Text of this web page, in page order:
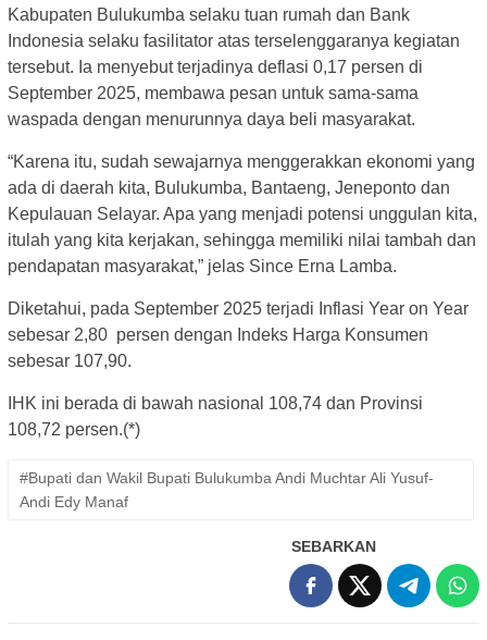
Kabupaten Bulukumba selaku tuan rumah dan Bank
Indonesia selaku fasilitator atas terselenggaranya kegiatan
tersebut. Ia menyebut terjadinya deflasi 0,17 persen di
September 2025, membawa pesan untuk sama-sama
waspada dengan menurunnya daya beli masyarakat.
“Karena itu, sudah sewajarnya menggerakkan ekonomi yang
ada di daerah kita, Bulukumba, Bantaeng, Jeneponto dan
Kepulauan Selayar. Apa yang menjadi potensi unggulan kita,
itulah yang kita kerjakan, sehingga memiliki nilai tambah dan
pendapatan masyarakat,” jelas Since Erna Lamba.
Diketahui, pada September 2025 terjadi Inflasi Year on Year
sebesar 2,80 persen dengan Indeks Harga Konsumen
sebesar 107,90.
IHK ini berada di bawah nasional 108,74 dan Provinsi
108,72 persen.(*)
#Bupati dan Wakil Bupati Bulukumba Andi Muchtar Ali Yusuf-
Andi Edy Manaf
SEBARKAN